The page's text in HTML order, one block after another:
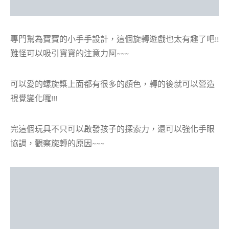
專門幫為寶寶的小手手設計，這個旋轉遊戲也太有趣了吧!!
難怪可以吸引寶寶的注意力阿~~~
可以愛的螺旋槳上面都有很多的顏色，轉的後就可以營造
視覺變化囉!!!
完這個玩具不只可以啟發孩子的探索力，還可以強化手眼
協調，觀察旋轉的原因~~~